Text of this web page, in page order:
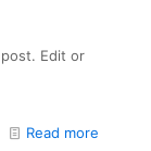
Edit or
Read more